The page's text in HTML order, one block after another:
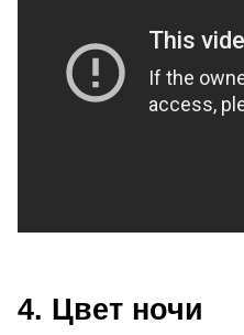
4. Цвет ночи